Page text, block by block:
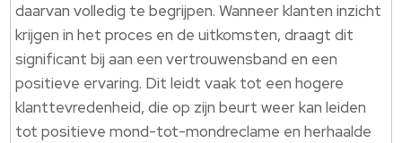
daarvan volledig te begrijpen. Wanneer klanten inzicht
krijgen in het proces en de uitkomsten, draagt dit
significant bij aan een vertrouwensband en een
positieve ervaring. Dit leidt vaak tot een hogere
klanttevredenheid, die op zijn beurt weer kan leiden
tot positieve mond-tot-mondreclame en herhaalde